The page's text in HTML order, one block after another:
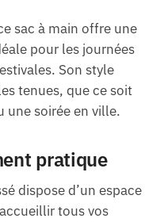
sac à main offre une
pour les journées
Son style
tenues, que ce soit
une soirée en ville.
pratique
dispose d’un espace
tous vos